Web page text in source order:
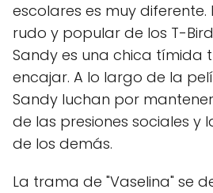
escolares es muy diferente.
rudo y popular de los T-
Sandy es una chica tímida
encajar. A lo largo de la
Sandy luchan por
de las presiones sociales y
de los demás.
La trama de "Vaselina" se